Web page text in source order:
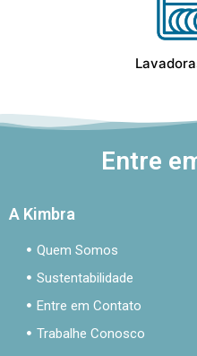
Entre
A Kimbra
Quem Somos
Sustentabilidade
Entre em Contato
Trabalhe Conosco